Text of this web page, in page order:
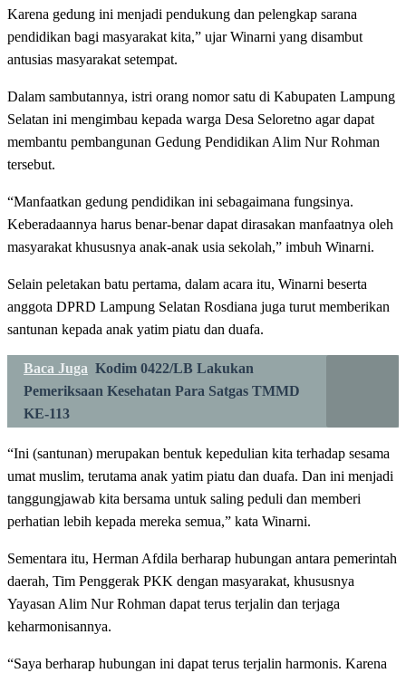
Karena gedung ini menjadi pendukung dan pelengkap sarana
pendidikan bagi masyarakat kita,” ujar Winarni yang disambut
antusias masyarakat setempat.
Dalam sambutannya, istri orang nomor satu di Kabupaten Lampung
Selatan ini mengimbau kepada warga Desa Seloretno agar dapat
membantu pembangunan Gedung Pendidikan Alim Nur Rohman
tersebut.
“Manfaatkan gedung pendidikan ini sebagaimana fungsinya.
Keberadaannya harus benar-benar dapat dirasakan manfaatnya oleh
masyarakat khususnya anak-anak usia sekolah,” imbuh Winarni.
Selain peletakan batu pertama, dalam acara itu, Winarni beserta
anggota DPRD Lampung Selatan Rosdiana juga turut memberikan
santunan kepada anak yatim piatu dan duafa.
Baca Juga Kodim 0422/LB Lakukan
Pemeriksaan Kesehatan Para Satgas TMMD
KE-113
“Ini (santunan) merupakan bentuk kepedulian kita terhadap sesama
umat muslim, terutama anak yatim piatu dan duafa. Dan ini menjadi
tanggungjawab kita bersama untuk saling peduli dan memberi
perhatian lebih kepada mereka semua,” kata Winarni.
Sementara itu, Herman Afdila berharap hubungan antara pemerintah
daerah, Tim Penggerak PKK dengan masyarakat, khususnya
Yayasan Alim Nur Rohman dapat terus terjalin dan terjaga
keharmonisannya.
“Saya berharap hubungan ini dapat terus terjalin harmonis. Karena